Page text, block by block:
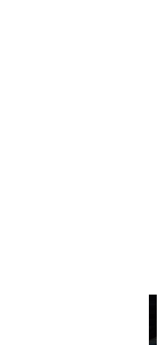
tehniskajiem
garā veidotie objekti
70. gadiem un
ritmi” un
rezonē ar dzīves un
pasaules uzbūves
Celma vizionāro pieeju
jau 50 gadus tālā
konstrukcijām viņš
kosmosa plašumus,
fiziskā veidā sevi
vērtē Elīna Sproģe.